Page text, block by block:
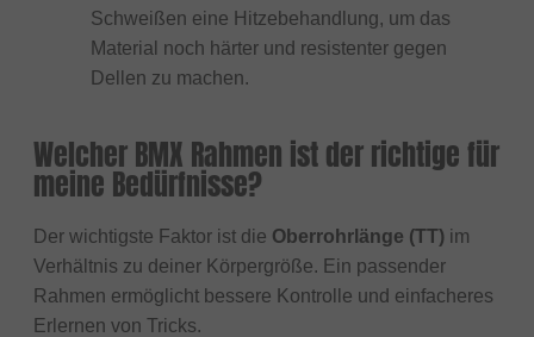
Schweißen eine Hitzebehandlung, um das
Material noch härter und resistenter gegen
Dellen zu machen.
Welcher BMX Rahmen ist der richtige für
meine Bedürfnisse?
Der wichtigste Faktor ist die Oberrohrlänge (TT) im
Verhältnis zu deiner Körpergröße. Ein passender
Rahmen ermöglicht bessere Kontrolle und einfacheres
Erlernen von Tricks.